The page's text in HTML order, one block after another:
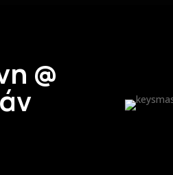
@